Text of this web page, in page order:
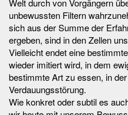
Welt durch von Vorgängern
unbewussten Filtern
sich aus der Summe der
ergeben, sind in den Zellen
Vielleicht endet eine
wieder imitiert wird, in dem
bestimmte Art zu essen, in
Verdauungsstörung.
Wie konkret oder subtil es